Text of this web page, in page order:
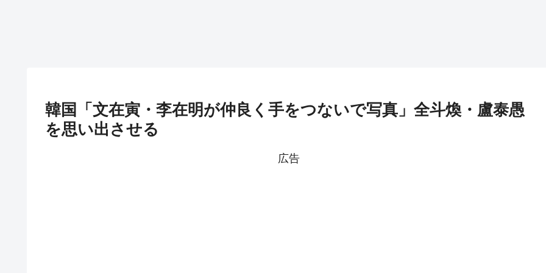
韓国「文在寅・李在明が仲良く手をつないで写真」全斗煥・盧泰愚
を思い出させる
広告